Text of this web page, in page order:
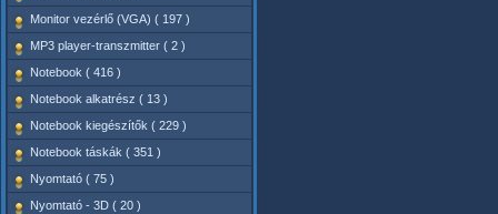
Monitor vezérlő (VGA) ( 197 )
MP3 player-transzmitter ( 2 )
Notebook ( 416 )
Notebook alkatrész ( 13 )
Notebook kiegészítők ( 229 )
Notebook táskák ( 351 )
Nyomtató ( 75 )
Nyomtató - 3D ( 20 )